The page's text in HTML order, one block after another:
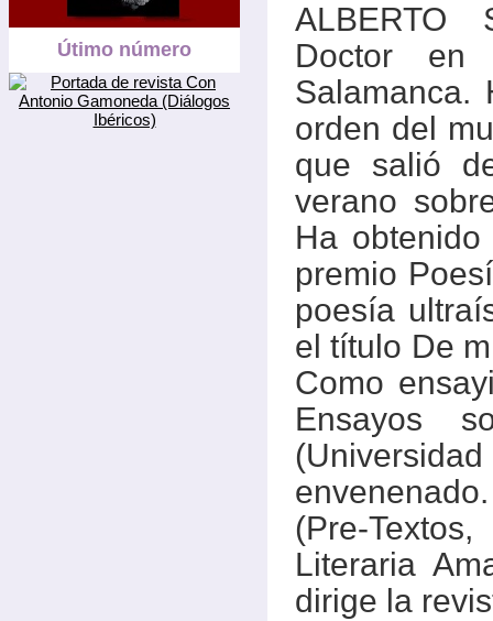
Útimo número
ALBERTO
Doctor en
Salamanca.
orden del
que salió
verano
Ha
premio
poesía
el título De
Como
Ensayos
(Pre-
Literaria
dirige la